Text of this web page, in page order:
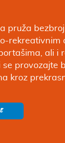
pruža
rekreativnim
ali i
se provozajte
kroz